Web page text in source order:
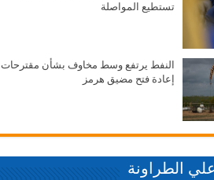
تستطيع المواصلة
النفط يرتفع وسط مخاوف بشأن مقترحات
إعادة فتح مضيق هرمز
الطراونة